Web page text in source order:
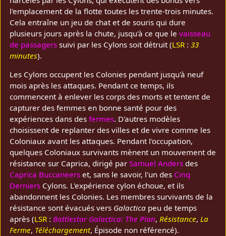
l'emplacement de la flotte toutes les trente-trois minutes.
Cela entraîne un jeu de chat et de souris qui dure
plusieurs jours après la chute, jusqu'à ce que levaisseau
de passagers suivi par les Cylons soit détruit (LSR :33
minutes).
Les Cylons occupent les Colonies pendant jusqu'à neuf
mois après les attaques. Pendant ce temps, ils
commencent à enlever les corps des morts et tentent de
capturer des femmes en bonne santé pour des
expériences dans desfermes. D'autres modèles
choisissent de replanter des villes et de vivre comme les
Coloniaux avant les attaques. Pendant l'occupation,
quelques Coloniaux survivants mènent un mouvement de
résistance sur Caprica, dirigé parSamuel Anders des
Caprica Buccaneers et, sans le savoir, l'un des Cinq
Derniers Cylons. L'expérience cylon échoue, et ils
abandonnent les Colonies. Les membres survivants de la
résistance sont évacués vers Galactica peu de temps
après (LSR :Battlestar Galactica: The Plan,Résistance,La
Ferme, Téléchargement, Épisode non référencé).